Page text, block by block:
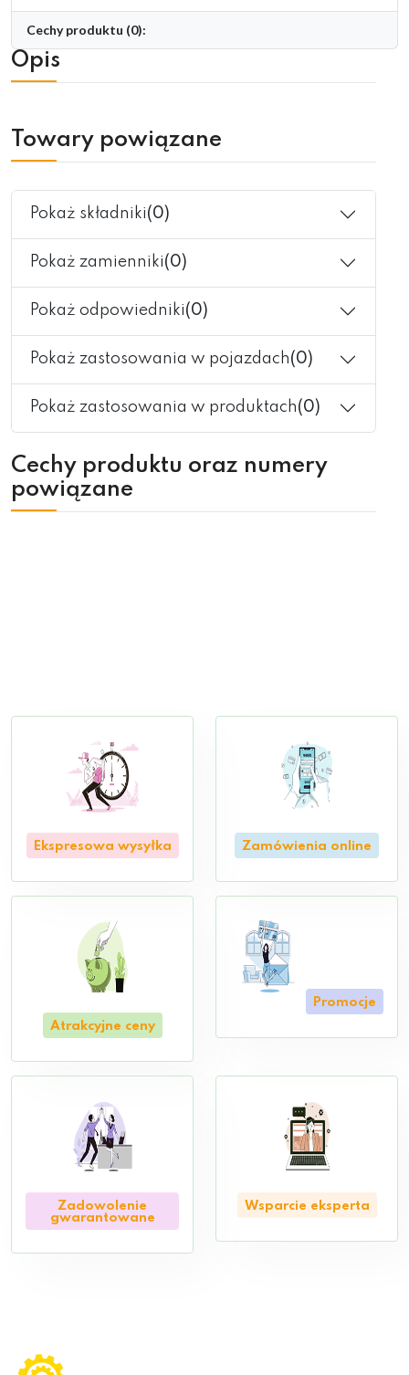
Cechy produktu (0):
Opis
Towary powiązane
Pokaż składniki(0)
Pokaż zamienniki(0)
Pokaż odpowiedniki(0)
Pokaż zastosowania w pojazdach(0)
Pokaż zastosowania w produktach(0)
Cechy produktu oraz numery
powiązane
Ekspresowa wysyłka Zamówienia online
Atrakcyjne ceny
Promocje
Zadowolenie
gwarantowane
Wsparcie eksperta